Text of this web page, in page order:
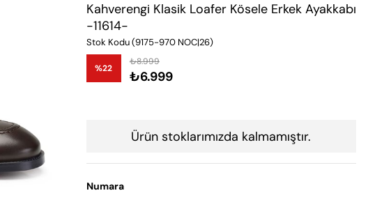
Kahverengi Klasik Loafer Kösele Erkek Ayakkabı
-11614-
Stok Kodu(9175-970 NOC|26)
%22
İndirim
₺8.999
₺6.999
Ürün stoklarımızda kalmamıştır.
Numara